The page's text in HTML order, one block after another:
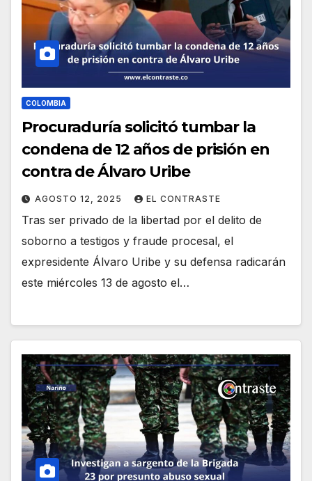
COLOMBIA
Procuraduría solicitó tumbar la
condena de 12 años de prisión en
contra de Álvaro Uribe
AGOSTO 12, 2025 EL CONTRASTE
Tras ser privado de la libertad por el delito de
soborno a testigos y fraude procesal, el
expresidente Álvaro Uribe y su defensa radicarán
este miércoles 13 de agosto el…